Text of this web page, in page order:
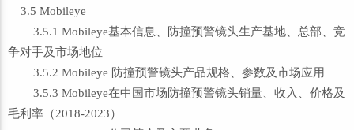
3.5 Mobileye
3.5.1 Mobileye基本信息、防撞预警镜头生产基地、总部、竞
争对手及市场地位
3.5.2 Mobileye 防撞预警镜头产品规格、参数及市场应用
3.5.3 Mobileye在中国市场防撞预警镜头销量、收入、价格及
毛利率（2018-2023）